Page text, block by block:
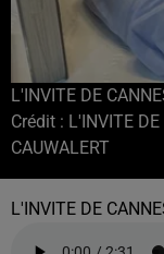
L'INVITE DE
Crédit : L'INVITE
CAUWALERT
L'INVITE DE